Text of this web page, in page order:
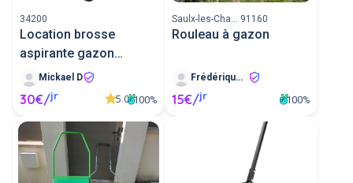
34200
Location brosse
aspirante gazon
synthetique
Mickael D
30€/jr 5.0 100%
Saulx-les-Cha... 91160
Rouleau à gazon
Frédérique A
15€/jr 100%